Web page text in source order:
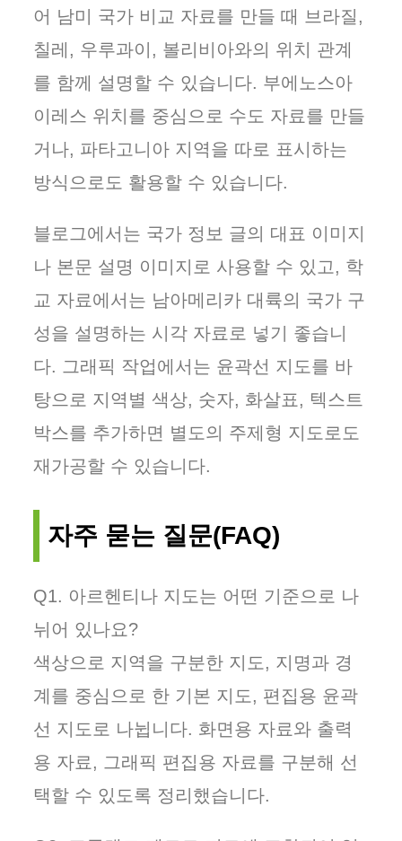
어 남미 국가 비교 자료를 만들 때 브라질,
칠레, 우루과이, 볼리비아와의 위치 관계
를 함께 설명할 수 있습니다. 부에노스아
이레스 위치를 중심으로 수도 자료를 만들
거나, 파타고니아 지역을 따로 표시하는
방식으로도 활용할 수 있습니다.
블로그에서는 국가 정보 글의 대표 이미지
나 본문 설명 이미지로 사용할 수 있고, 학
교 자료에서는 남아메리카 대륙의 국가 구
성을 설명하는 시각 자료로 넣기 좋습니
다. 그래픽 작업에서는 윤곽선 지도를 바
탕으로 지역별 색상, 숫자, 화살표, 텍스트
박스를 추가하면 별도의 주제형 지도로도
재가공할 수 있습니다.
자주 묻는 질문(FAQ)
Q1. 아르헨티나 지도는 어떤 기준으로 나
뉘어 있나요?
색상으로 지역을 구분한 지도, 지명과 경
계를 중심으로 한 기본 지도, 편집용 윤곽
선 지도로 나뉩니다. 화면용 자료와 출력
용 자료, 그래픽 편집용 자료를 구분해 선
택할 수 있도록 정리했습니다.